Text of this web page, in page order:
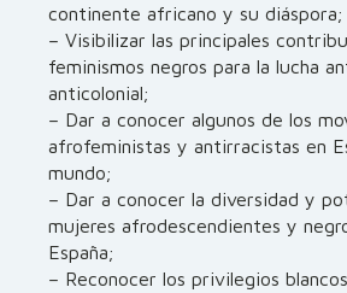
continente africano y su diáspora;
– Visibilizar las principales
feminismos negros para la lucha
anticolonial;
– Dar a conocer algunos de los
afrofeministas y antirracistas en
mundo;
– Dar a conocer la diversidad y
mujeres afrodescendientes y
España;
– Reconocer los privilegios